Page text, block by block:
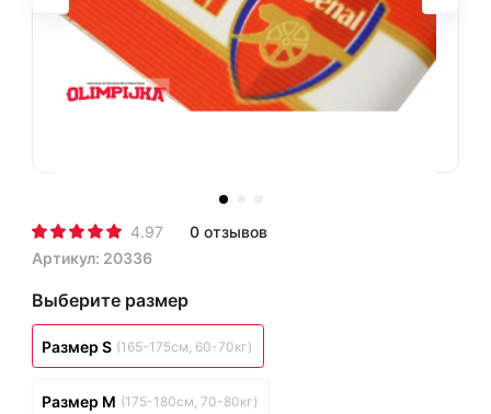
4.97
0 отзывов
Артикул: 20336
Выберите размер
Размер S (165-175см, 60-70кг)
Размер M (175-180см, 70-80кг)